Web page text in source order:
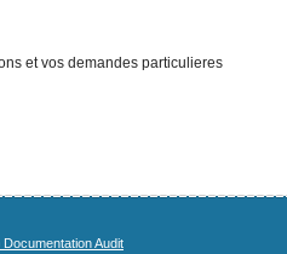
et vos demandes particulieres
Documentation Audit